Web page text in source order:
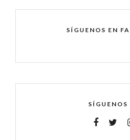
SÍGUENOS EN
SÍGUENOS